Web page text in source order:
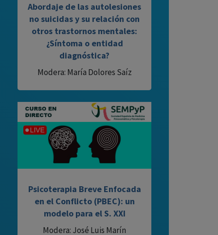
Abordaje de las autolesiones
no suicidas y su relación con
otros trastornos mentales:
¿Síntoma o entidad
diagnóstica?
Modera: María Dolores Saíz
Psicoterapia Breve Enfocada
en el Conflicto (PBEC): un
modelo para el S. XXI
Modera: José Luis Marín